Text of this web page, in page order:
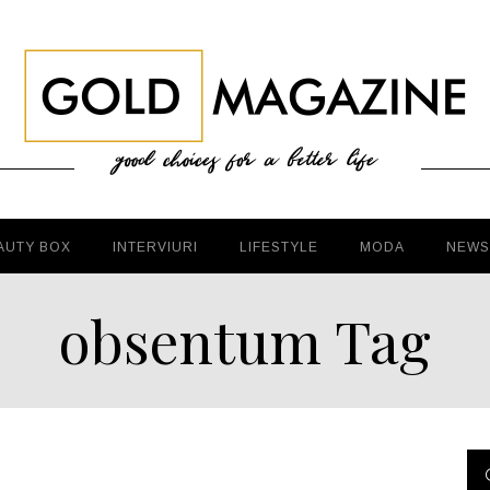
BOX INTERVIURI LIFESTYLE MODA NEWS
obsentum Tag